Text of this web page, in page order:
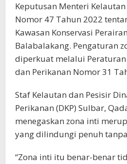
Keputusan Menteri
Nomor 47 Tahun 2022
Kawasan Konservasi
Balabalakang. Pengaturan
diperkuat melalui
dan Perikanan Nomor 31
Staf Kelautan dan Pesisir
Perikanan (DKP) Sulbar,
menegaskan zona inti
yang dilindungi penuh
“Zona inti itu benar-benar